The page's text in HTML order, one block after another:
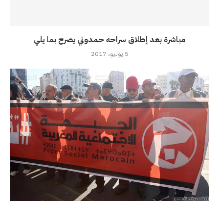
مباشرة بعد إطلاق سراحه حمدوني يصرح بما يلي
5 يوليو، 2017